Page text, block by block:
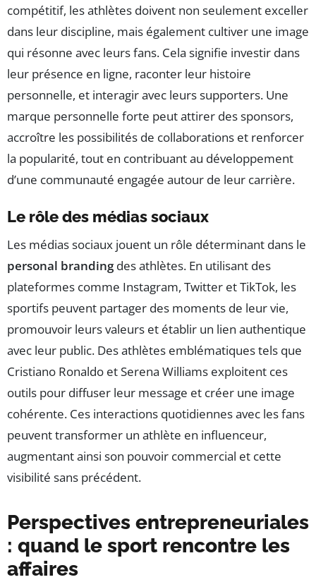
compétitif, les athlètes doivent non seulement exceller
dans leur discipline, mais également cultiver une image
qui résonne avec leurs fans. Cela signifie investir dans
leur présence en ligne, raconter leur histoire
personnelle, et interagir avec leurs supporters. Une
marque personnelle forte peut attirer des sponsors,
accroître les possibilités de collaborations et renforcer
la popularité, tout en contribuant au développement
d’une communauté engagée autour de leur carrière.
Le rôle des médias sociaux
Les médias sociaux jouent un rôle déterminant dans le
personal brandingdes athlètes. En utilisant des
plateformes comme Instagram, Twitter et TikTok, les
sportifs peuvent partager des moments de leur vie,
promouvoir leurs valeurs et établir un lien authentique
avec leur public. Des athlètes emblématiques tels que
Cristiano Ronaldo et Serena Williams exploitent ces
outils pour diffuser leur message et créer une image
cohérente. Ces interactions quotidiennes avec les fans
peuvent transformer un athlète en influenceur,
augmentant ainsi son pouvoir commercial et cette
visibilité sans précédent.
Perspectives entrepreneuriales
: quand le sport rencontre les
affaires